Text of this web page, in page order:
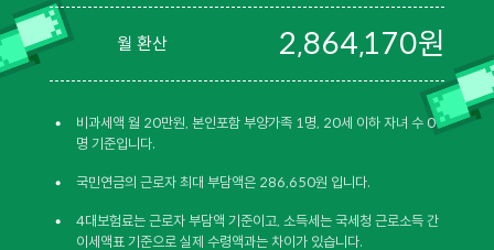
월 환산 2,864,170원
•
비과세액 월 20만원, 본인포함 부양가족 1명, 20세 이하 자녀 수 0
명 기준입니다.
• 국민연금의 근로자 최대 부담액은 286,650원 입니다.
•
4대보험료는 근로자 부담액 기준이고, 소득세는 국세청 근로소득 간
이세액표 기준으로 실제 수령액과는 차이가 있습니다.